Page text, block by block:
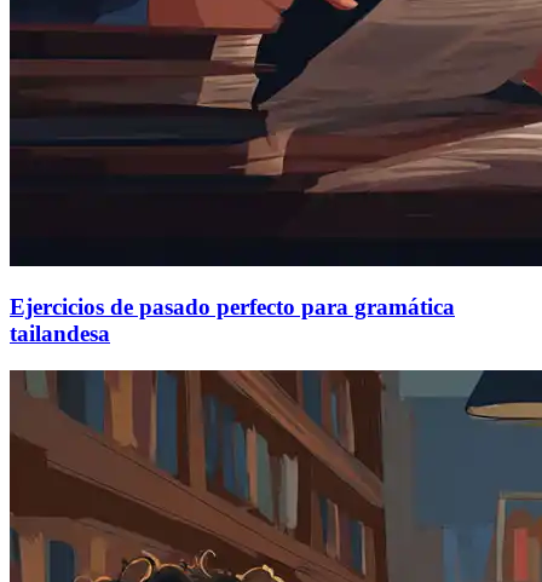
Ejercicios de pasado perfecto para gramática
tailandesa